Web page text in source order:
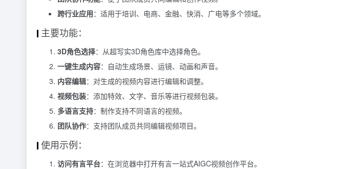
跨行业应用：适用于培训、电商、金融、快消、广电等多个领域。
主要功能：
3D角色选择：从超写实3D角色库中选择角色。
一键生成内容：自动生成场景、运镜、动画和声音。
内容编辑：对生成的视频内容进行编辑和调整。
视频包装：添加特效、文字、音乐等进行视频包装。
多语言支持：制作支持不同语言的视频。
团队协作：支持团队成员共同编辑视频项目。
使用示例：
访问有言平台：在浏览器中打开有言一站式AIGC视频创作平台。